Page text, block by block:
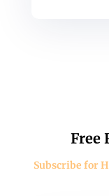
Free
Subscribe for